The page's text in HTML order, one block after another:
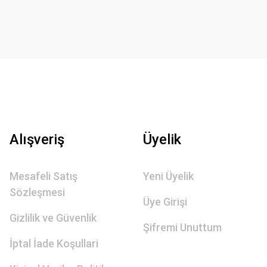
Alışveriş
Mesafeli Satış
Sözleşmesi
Gizlilik ve Güvenlik
İptal İade Koşullari
Üyelik
Yeni Üyelik
Üye Girişi
Şifremi Unuttum